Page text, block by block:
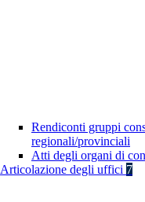
Rendiconti gruppi
regionali/provinciali
Atti degli organi di
Articolazione degli uffici 7